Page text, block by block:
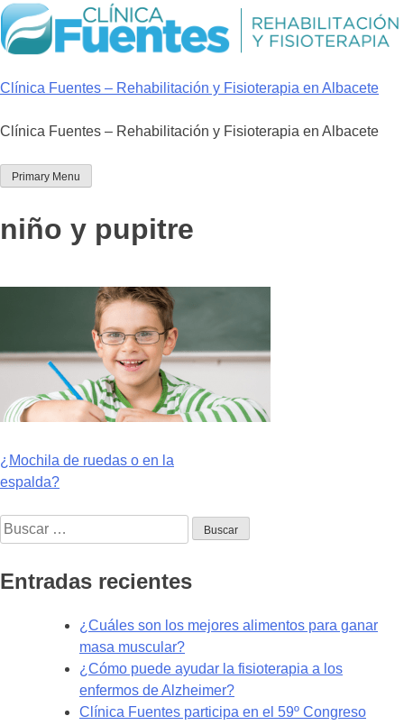
Skip
to
content
Clínica Fuentes – Rehabilitación y Fisioterapia en Albacete
Clínica Fuentes – Rehabilitación y Fisioterapia en Albacete
Primary Menu
niño y pupitre
Navegación
de
entradas
¿Mochila de ruedas o en la
espalda?
Buscar:
Entradas recientes
¿Cuáles son los mejores alimentos para ganar
masa muscular?
¿Cómo puede ayudar la fisioterapia a los
enfermos de Alzheimer?
Clínica Fuentes participa en el 59º Congreso